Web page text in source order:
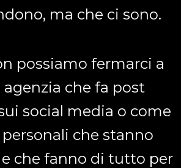
ma che ci sono.
possiamo fermarci a
agenzia che fa post
social media o come
che stanno
che fanno di tutto per